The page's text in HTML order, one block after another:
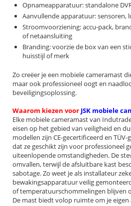
Opnameapparatuur: standalone
Aanvullende apparatuur: sensoren,
Stroomvoorziening: accu-pack,
of netaansluiting
Branding: voorzie de box van een
huisstijl of merk
Zo creëer je een mobiele cameramast
maar ook professioneel oogt en
beveiligingsoplossing.
Waarom kiezen voor JSK mobiele
Elke mobiele cameramast van
eisen op het gebied van veiligheid en
modellen zijn CE-gecertificeerd en
dat ze geschikt zijn voor professioneel
uiteenlopende omstandigheden. De
omvallen, terwijl de afsluitbare kast
sabotage. Zo weet je als installateur
bewakingsapparatuur veilig
of temperatuurschommelingen blijven
De mast biedt volop ruimte om je